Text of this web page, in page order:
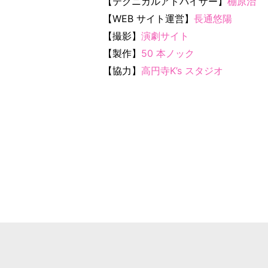
【WEB サイト運営】 長通悠陽
【撮影】 演劇サイト
【製作】 50 本ノック
【協力】 高円寺K’s スタジオ